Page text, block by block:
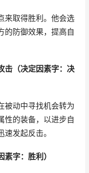
来取得胜利。他会选
的防御效果，提高自
（决定因素字：决
被动中寻找机会转为
性的装备，以进步自
发起反击。
字：胜利）